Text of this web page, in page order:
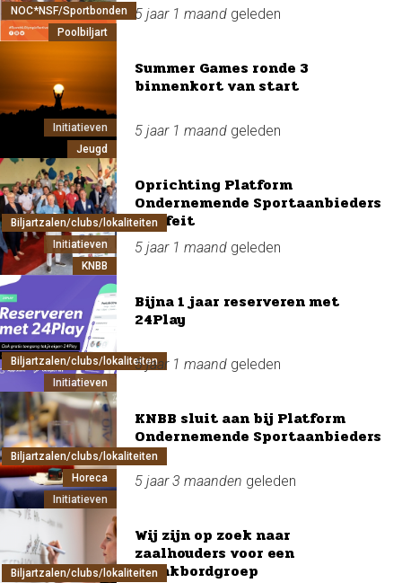
NOC*NSF/Sportbonden
Poolbiljart
5 jaar 1 maand geleden
Initiatieven
Jeugd
Summer Games ronde 3
binnenkort van start
5 jaar 1 maand geleden
Biljartzalen/clubs/lokaliteiten
Initiatieven
KNBB
Oprichting Platform
Ondernemende Sportaanbieders
een feit
5 jaar 1 maand geleden
Biljartzalen/clubs/lokaliteiten
Initiatieven
Bijna 1 jaar reserveren met
24Play
5 jaar 1 maand geleden
Biljartzalen/clubs/lokaliteiten
Horeca
Initiatieven
KNBB sluit aan bij Platform
Ondernemende Sportaanbieders
5 jaar 3 maanden geleden
Biljartzalen/clubs/lokaliteiten
Wij zijn op zoek naar
zaalhouders voor een
klankbordgroep